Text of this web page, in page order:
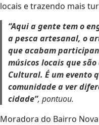
locais e trazendo mais
“Aqui a gente tem o
a pesca artesanal, o
que acabam
músicos locais que
Cultural. É um evento
comunidade a ver
cidade”, pontuou.
Moradora do Bairro